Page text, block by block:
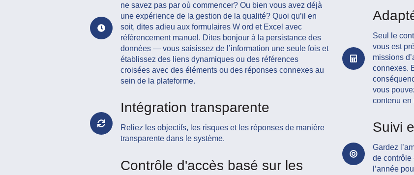
ne savez pas par où commencer? Ou bien vous avez déjà
une expérience de la gestion de la qualité? Quoi qu’il en
soit, dites adieu aux formulaires W ord et Excel avec
référencement manuel. Dites bonjour à la persistance des
données — vous saisissez de l’information une seule fois et
établissez des liens dynamiques ou des références
croisées avec des éléments ou des réponses connexes au
sein de la plateforme.
Intégration transparente
Reliez les objectifs, les risques et les réponses de manière
transparente dans le système.
Contrôle d'accès basé sur les
Seul le
vous est
missions
connexes.
vous
contenu en
Suivi
Gardez
de contrôle
l’année